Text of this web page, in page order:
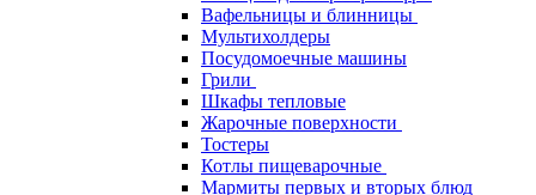
Вафельницы и блинницы
Мультихолдеры
Посудомоечные машины
Грили
Шкафы тепловые
Жарочные поверхности
Тостеры
Котлы пищеварочные
Мармиты первых и вторых блюд